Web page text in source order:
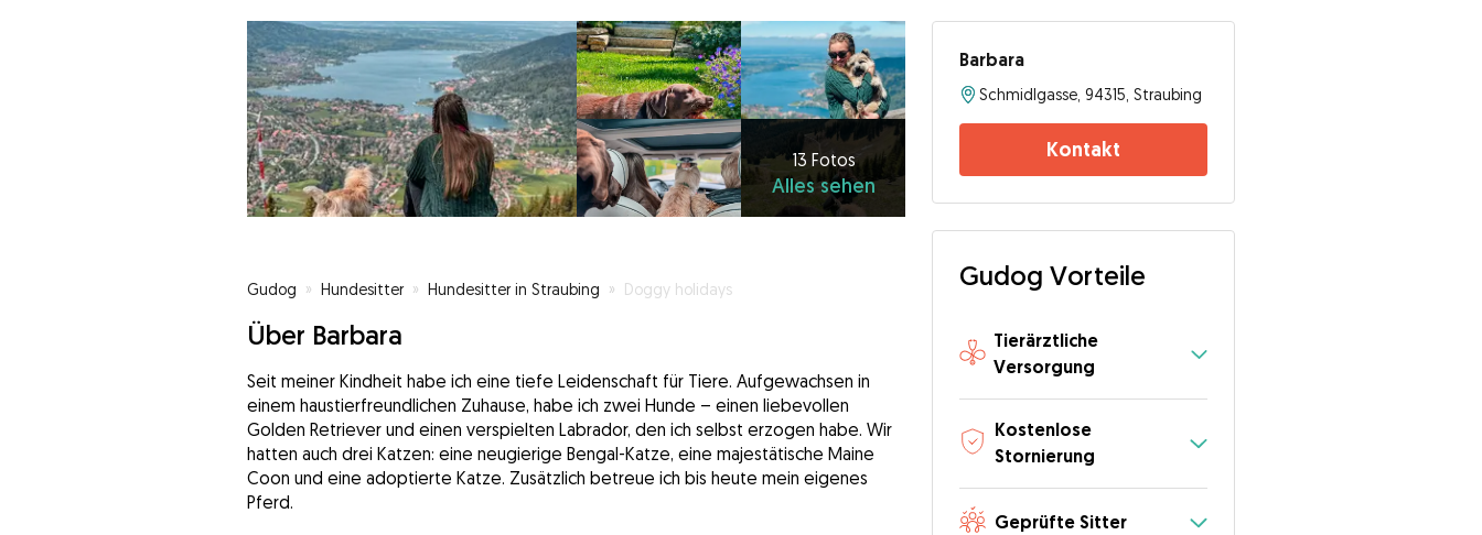
13 Fotos
Alles sehen
Gudog » Hundesitter » Hundesitter in Straubing » Doggy holidays
Über Barbara
Seit meiner Kindheit habe ich eine tiefe Leidenschaft für Tiere. Aufgewachsen in
einem haustierfreundlichen Zuhause, habe ich zwei Hunde – einen liebevollen
Golden Retriever und einen verspielten Labrador, den ich selbst erzogen habe. Wir
hatten auch drei Katzen: eine neugierige Bengal-Katze, eine majestätische Maine
Coon und eine adoptierte Katze. Zusätzlich betreue ich bis heute mein eigenes
Pferd.
Barbara
Schmidlgasse, 94315, Straubing
Kontakt
Gudog Vorteile
Tierärztliche
Versorgung
Kostenlose
Stornierung
Geprüfte Sitter